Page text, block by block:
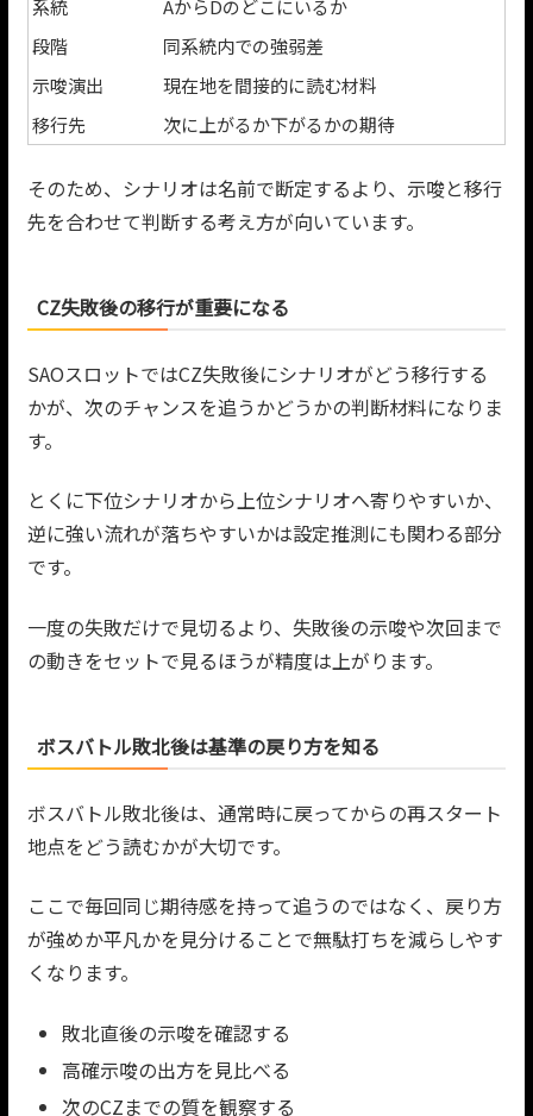
系統
AからDのどこにいるか
段階
同系統内での強弱差
示唆演出
現在地を間接的に読む材料
移行先
次に上がるか下がるかの期待
そのため、シナリオは名前で断定するより、示唆と移行
先を合わせて判断する考え方が向いています。
CZ失敗後の移行が重要になる
SAOスロットではCZ失敗後にシナリオがどう移行する
かが、次のチャンスを追うかどうかの判断材料になりま
す。
とくに下位シナリオから上位シナリオへ寄りやすいか、
逆に強い流れが落ちやすいかは設定推測にも関わる部分
です。
一度の失敗だけで見切るより、失敗後の示唆や次回まで
の動きをセットで見るほうが精度は上がります。
ボスバトル敗北後は基準の戻り方を知る
ボスバトル敗北後は、通常時に戻ってからの再スタート
地点をどう読むかが大切です。
ここで毎回同じ期待感を持って追うのではなく、戻り方
が強めか平凡かを見分けることで無駄打ちを減らしやす
くなります。
敗北直後の示唆を確認する
高確示唆の出方を見比べる
次のCZまでの質を観察する